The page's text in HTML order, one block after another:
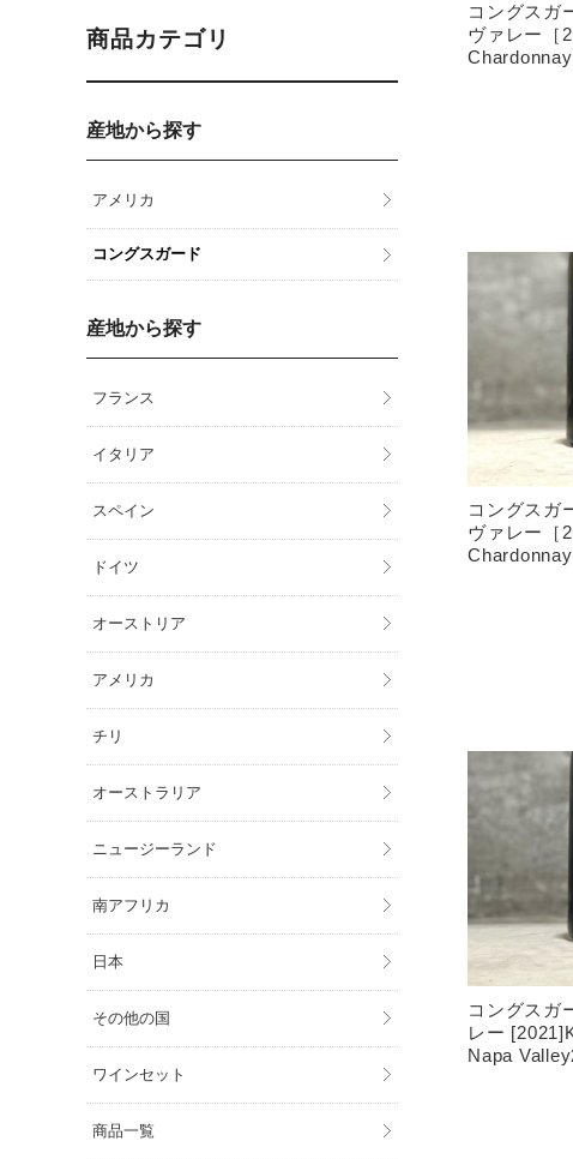
コングスガ
ヴァレー［
コングスガ
ヴァレー［
コングスガ
レー
Napa
商品カテゴリ
産地から探す
アメリカ
コングスガード
産地から探す
フランス
イタリア
スペイン
ドイツ
オーストリア
アメリカ
チリ
オーストラリア
ニュージーランド
南アフリカ
日本
その他の国
ワインセット
商品一覧